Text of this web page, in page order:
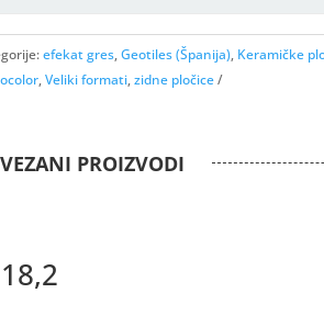
efekat gres,Geotiles (Španija), Keramičke
,Veliki formati,zidne pločice
PROIZVODI